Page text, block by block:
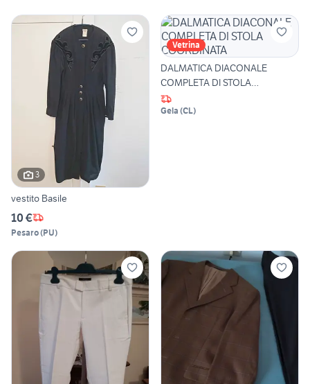
3
vestito Basile
10 €
Pesaro(PU)
Vetrina
DALMATICA DIACONALE
COMPLETA DI STOLA
COORDINATA
Gela (CL)